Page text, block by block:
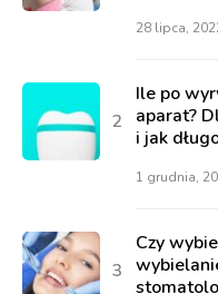
28 lipca,
Ile po
aparat?
i jak
1 grudnia,
Czy